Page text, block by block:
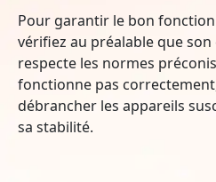
Pour garantir le bon
vérifiez au préalable que
respecte les normes
fonctionne pas
débrancher les appareils
sa stabilité.